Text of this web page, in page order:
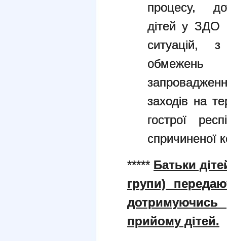
процесу,
дітей у ЗДО
ситуацій,
заходів на
гострої
спричиненої
***** Батьки
групи)
прийому дітей.